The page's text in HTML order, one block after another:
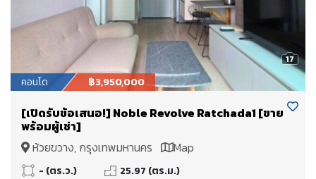
17
คอนโด ฿3,950,000
[เปิดรับข้อเสนอ!] Noble Revolve Ratchada1 [ขาย
พร้อมผู้เช่า]
ห้วยขวาง, กรุงเทพมหานคร
Map
- (ตร.ว.)
25.97 (ตร.ม.)